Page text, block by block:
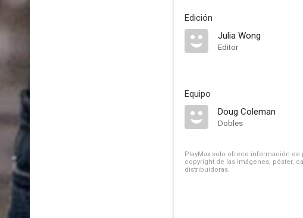
Edición
Julia Wong
Editor
Equipo
Doug Coleman
Dobles
PlayMax solo ofrece información
copyright de las imágenes, póster,
distribuidoras.